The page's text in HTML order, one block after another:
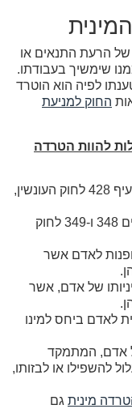
של הרעת התנאים או
שימשיך בעבודתו.
לפיה הוא הוטרד
החוק למניעת
שיכולות להוות הטרדה
סחיטה באיומים, כמשמעותה לפי סעיף 428 לחוק העונשין,
מעשים מגונים, כמשמעותם בסעיפים 348 ו-349 לחוק
לאדם אשר
של אדם, אשר
לאדם ביחס למינו
אדם, המתמקד
להשפילו או לבזותו,
מינית גם